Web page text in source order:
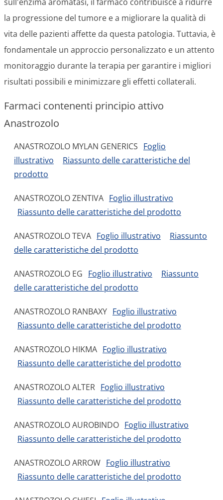
la progressione del tumore e a migliorare la qualità di
vita delle pazienti affette da questa patologia. Tuttavia, è
fondamentale un approccio personalizzato e un attento
monitoraggio durante la terapia per garantire i migliori
risultati possibili e minimizzare gli effetti collaterali.
Farmaci contenenti principio attivo
Anastrozolo
ANASTROZOLO MYLAN GENERICS Foglio
illustrativo
Riassunto delle caratteristiche del
prodotto
ANASTROZOLO ZENTIVA Foglio illustrativo
Riassunto delle caratteristiche del prodotto
ANASTROZOLO TEVA Foglio illustrativo
Riassunto
delle caratteristiche del prodotto
ANASTROZOLO EG Foglio illustrativo
Riassunto
delle caratteristiche del prodotto
ANASTROZOLO RANBAXY Foglio illustrativo
Riassunto delle caratteristiche del prodotto
ANASTROZOLO HIKMA Foglio illustrativo
Riassunto delle caratteristiche del prodotto
ANASTROZOLO ALTER Foglio illustrativo
Riassunto delle caratteristiche del prodotto
ANASTROZOLO AUROBINDO Foglio illustrativo
Riassunto delle caratteristiche del prodotto
ANASTROZOLO ARROW Foglio illustrativo
Riassunto delle caratteristiche del prodotto